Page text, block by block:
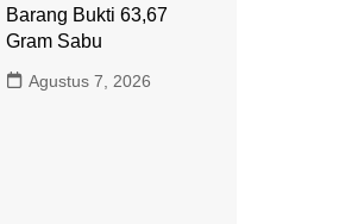
Barang Bukti 63,67
Gram Sabu
Agustus 7, 2026